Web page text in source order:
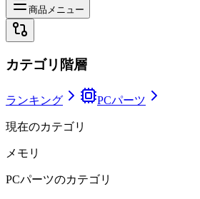
商品メニュー
カテゴリ階層
ランキング PCパーツ
現在のカテゴリ
メモリ
PCパーツのカテゴリ